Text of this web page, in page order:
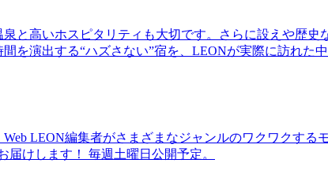
高いホスピタリティも大切です。さらに設えや歴史
を演出する“ハズさない”宿を、LEONが実際に訪れた
LEON編集者がさまざまなジャンルのワクワクする
けします！ 毎週土曜日公開予定。